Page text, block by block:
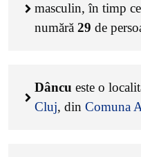
masculin, în timp
numără 29 de
Dâncu este o
Cluj, din Comuna